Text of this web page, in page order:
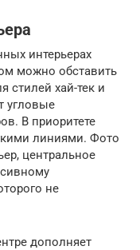
интерьерах
можно обставить
стилей хай-тек и
угловые
В приоритете
линиями. Фото
центральное
не
дополняет